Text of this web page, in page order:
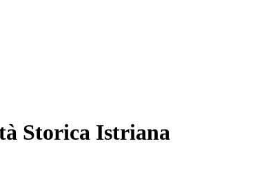
Storica Istriana